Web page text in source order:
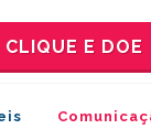
CLIQUE E DOE